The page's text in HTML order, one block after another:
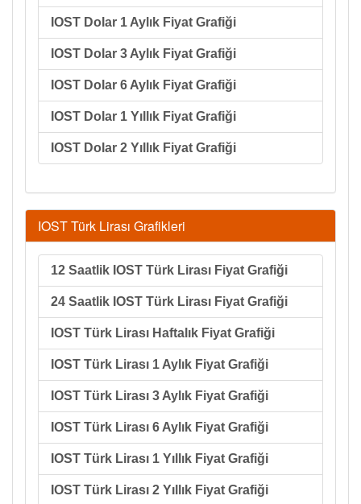
IOST Dolar 1 Aylık Fiyat Grafiği
IOST Dolar 3 Aylık Fiyat Grafiği
IOST Dolar 6 Aylık Fiyat Grafiği
IOST Dolar 1 Yıllık Fiyat Grafiği
IOST Dolar 2 Yıllık Fiyat Grafiği
IOST Türk Lirası Grafikleri
12 Saatlik IOST Türk Lirası Fiyat Grafiği
24 Saatlik IOST Türk Lirası Fiyat Grafiği
IOST Türk Lirası Haftalık Fiyat Grafiği
IOST Türk Lirası 1 Aylık Fiyat Grafiği
IOST Türk Lirası 3 Aylık Fiyat Grafiği
IOST Türk Lirası 6 Aylık Fiyat Grafiği
IOST Türk Lirası 1 Yıllık Fiyat Grafiği
IOST Türk Lirası 2 Yıllık Fiyat Grafiği